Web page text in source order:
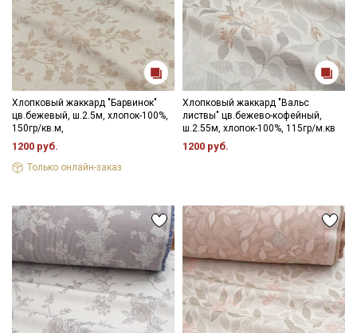
Хлопковый жаккард "Барвинок"
цв.бежевый, ш.2.5м, хлопок-100%,
150гр/кв.м,
1200 руб.
Только онлайн-заказ
Хлопковый жаккард "Вальс
листвы" цв.бежево-кофейный,
ш.2.55м, хлопок-100%, 115гр/м.кв
1200 руб.